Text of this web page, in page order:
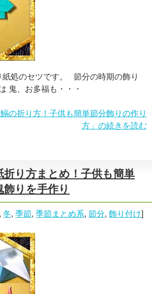
紙処のセツです。 節分の時期の飾り
鬼、お多福も・・・
鰯の折り方！子供も簡単節分飾りの作り
方」の続きを読む
折り方まとめ！子供も簡単
りを手作り
,冬,季節,季節まとめ系,節分,飾り付け]